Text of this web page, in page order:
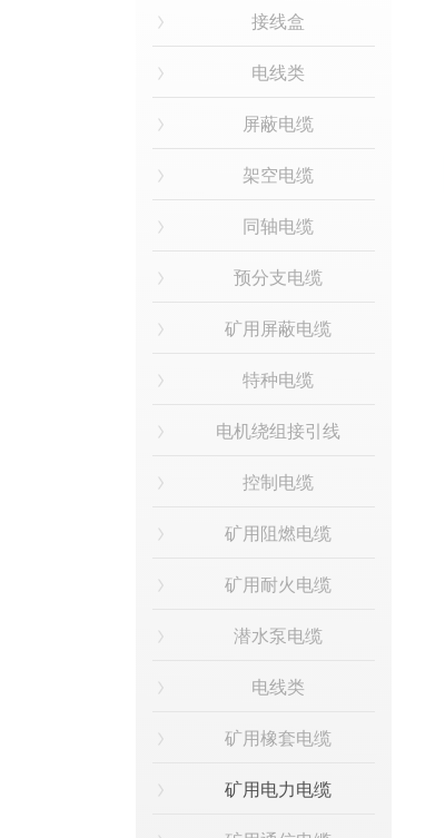
接线盒
电线类
屏蔽电缆
架空电缆
同轴电缆
预分支电缆
矿用屏蔽电缆
特种电缆
电机绕组接引线
控制电缆
矿用阻燃电缆
矿用耐火电缆
潜水泵电缆
电线类
矿用橡套电缆
矿用电力电缆